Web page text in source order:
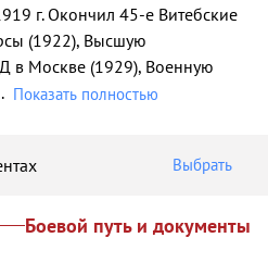
г. Окончил 45-е Витебские
(1922), Высшую
в Москве (1929), Военную
Показать полностью
Выбрать
Боевой путь и документы